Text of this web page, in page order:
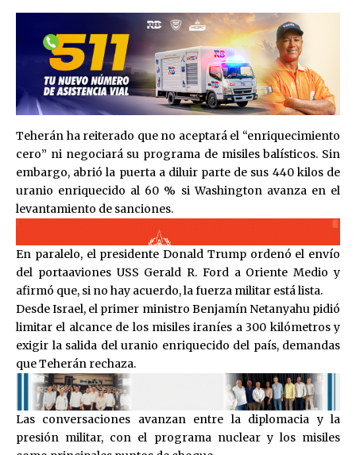
Teherán ha reiterado que no aceptará el “enriquecimiento
cero” ni negociará su programa de misiles balísticos. Sin
embargo, abrió la puerta a diluir parte de sus 440 kilos de
uranio enriquecido al 60 % si Washington avanza en el
levantamiento de sanciones.
En paralelo, el presidente Donald Trumpordenó el envío
del portaaviones USS Gerald R. Forda Oriente Medio y
afirmó que, si no hay acuerdo, la fuerza militar está lista.
Desde Israel, el primer ministro Benjamín Netanyahupidió
limitar el alcance de los misiles iraníes a 300 kilómetros y
exigir la salida del uranio enriquecido del país, demandas
que Teherán rechaza.
Las conversaciones avanzan entre la diplomacia y la
presión militar, con el programa nuclear y los misiles